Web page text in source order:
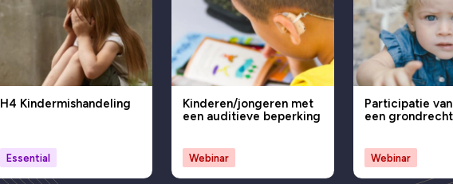
H4 Kindermishandeling
Essential
Kinderen/jongeren met
een auditieve beperking
Webinar
Participatie
een grondrecht
Webinar